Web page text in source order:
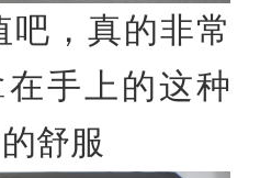
吧，真的非常
手上的这种
舒服